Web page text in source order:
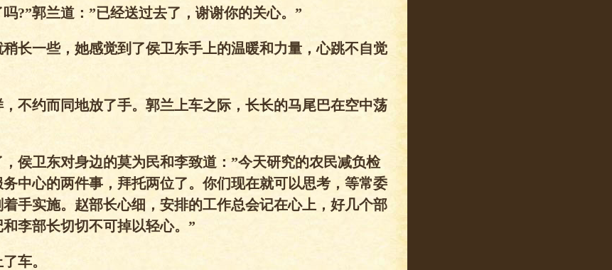
?”郭兰道：”已经送过去了，谢谢你的关心。”
长一些，她感觉到了侯卫东手上的温暖和力量，心跳不自觉
不约而同地放了手。郭兰上车之际，长长的马尾巴在空中荡
侯卫东对身边的莫为民和李致道：”今天研究的农民减负检
中心的两件事，拜托两位了。你们现在就可以思考，等常委
手实施。赵部长心细，安排的工作总会记在心上，好几个部
李部长切切不可掉以轻心。”
车。